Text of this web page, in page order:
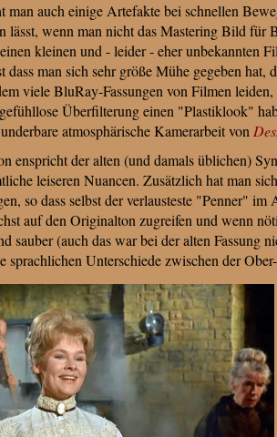
man auch einige Artefakte bei schnellen
lässt, wenn man nicht das Mastering Bild
kleinen und - leider - eher unbekannten
dass man sich sehr größe Mühe gegeben
viele BluRay-Fassungen von Filmen
Überfilterung einen "Plastiklook"
atmosphärische Kamerarbeit von
enspricht der alten (und damals üblichen)
leiseren Nuancen. Zusätzlich hat man
so dass selbst der verlausteste "Penner"
auf den Originalton zugreifen und wenn
sauber (auch das war bei der alten Fassung
sprachlichen Unterschiede zwischen der